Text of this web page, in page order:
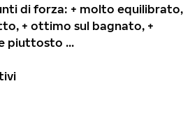
di forza: + molto equilibrato,
+ ottimo sul bagnato, +
piuttosto ...